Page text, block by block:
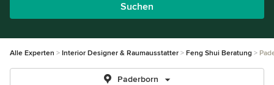
Suchen
Alle Experten Interior Designer & Raumausstatter Feng Shui Beratung
Paderborn